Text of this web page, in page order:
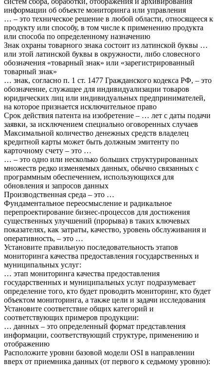
информации об объекте мониторинга или управления
… – это техническое решение в любой области, относящееся к
продукту или способу, в том числе к применению продукта
или способа по определенному назначению
Знак охраны товарного знака состоит из латинской буквы …
или этой латинской буквы в окружности, либо словесного
обозначения «товарный знак» или «зарегистрированный
товарный знак»
… знак, согласно п. 1 ст. 1477 Гражданского кодекса РФ, – это
обозначение, служащее для индивидуализации товаров
юридических лиц или индивидуальных предпринимателей,
на которое признается исключительное право
Срок действия патента на изобретение – … лет с даты подачи
заявки, за исключением специально оговоренных случаев
Максимальной количество денежных средств владелец
кредитной карты может быть должным эмитенту по
карточному счету – это …
… – это одно или несколько больших структурированных
множеств редко изменяемых данных, обычно связанных с
программным обеспечением, использующихся для
обновления и запросов данных
Производственная среда – это …
Фундаментальное переосмысление и радикальное
перепроектирование бизнес-процессов для достижения
существенных улучшений (прорыва) в таких ключевых
показателях, как затраты, качество, уровень обслуживания и
оперативность, – это …
Установите правильную последовательность этапов
мониторинга качества предоставления государственных и
муниципальных услуг:
… этап мониторинга качества предоставления
государственных и муниципальных услуг подразумевает
определение того, кто будет проводить мониторинг, кто будет
объектом мониторинга, а также цели и задачи исследования
Установите соответствие общих категорий и
соответствующих примеров продукции:
… данных – это определенный формат представления
информации, соответствующий структуре, применению и
отображению
Расположите уровни базовой модели OSI в направлении
вверх от приемника данных (от первого к седьмому уровню):